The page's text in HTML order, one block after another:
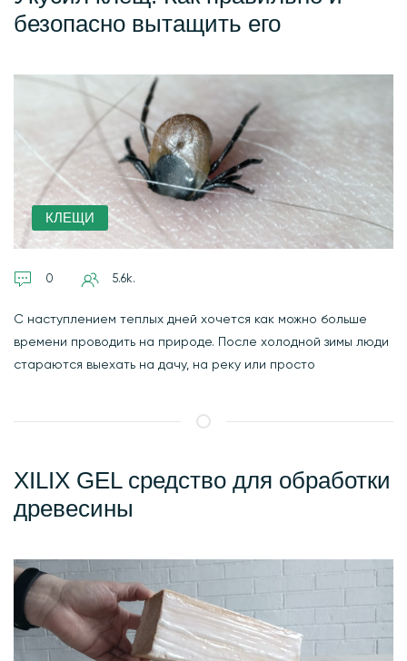
безопасно вытащить его
КЛЕЩИ
0 5.6k.
С наступлением теплых дней хочется как можно больше
времени проводить на природе. После холодной зимы люди
стараются выехать на дачу, на реку или просто
XILIX GEL средство для обработки
древесины